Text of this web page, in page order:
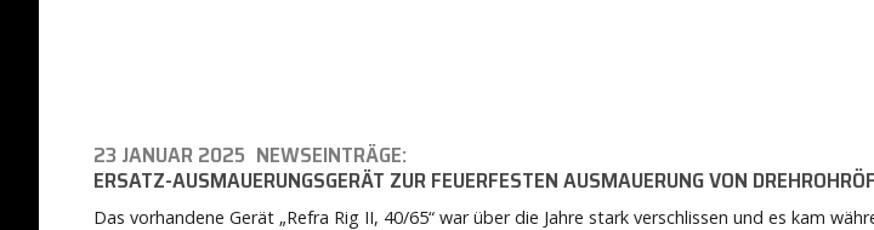
23 JANUAR 2025 NEWSEINTRÄGE:
ERSATZ-AUSMAUERUNGSGERÄT ZUR FEUERFESTEN AUSMAUERUNG VON
Das vorhandene Gerät „Refra Rig II, 40/65“ war über die Jahre stark verschlissen und es kam